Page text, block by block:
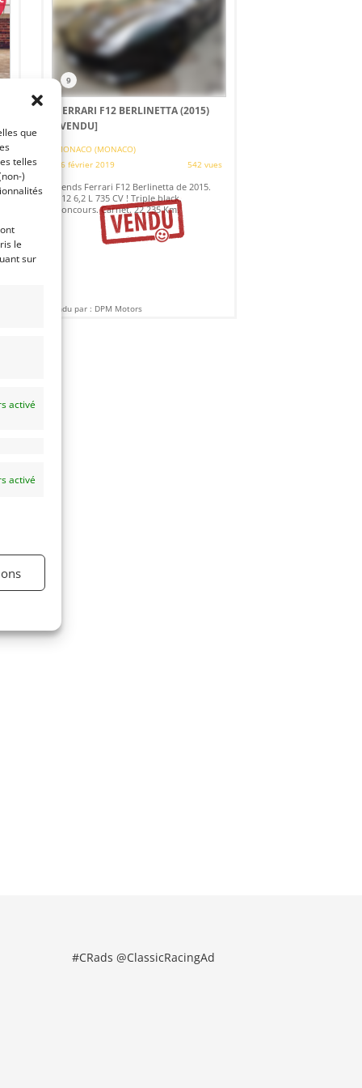
que
telles
)
le
sur
activé
activé
9
FERRARI F12 BERLINETTA (2015)
[VENDU]
MONACO (MONACO)
16 février 2019
542 vues
Vends Ferrari F12 Berlinetta de 2015.
V12 6,2 L 735 CV ! Triple black.
Concours. Carnet. 22 235 Km.
Vendu par : DPM Motors
#CRads @ClassicRacingAd